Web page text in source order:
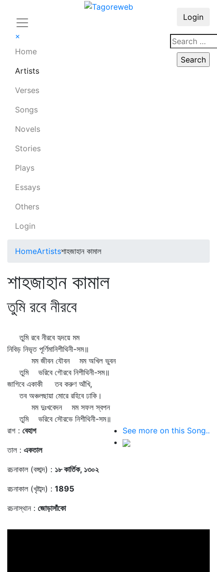
×
Home
Artists
Verses
Songs
Novels
Stories
Plays
Essays
Others
Login
Login
HomeArtistsশাহজাহান কামাল
শাহজাহান কামাল
তুমি রবে নীরবে
তুমি রবে নীরবে হৃদয়ে মম
নিবিড় নিভৃত পূর্ণিমানিশীথিনী-সম॥
মম জীবন যৌবন মম অখিল ভুবন
তুমি ভরিবে গৌরবে নিশীথিনী-সম॥
জাগিবে একাকী তব করুণ আঁখি,
তব অঞ্চলছায়া মোরে রহিবে ঢাকি।
মম দুঃখবেদন মম সফল স্বপন
তুমি ভরিবে সৌরভে নিশীথিনী-সম॥
রাগ : বেহাগ
তাল : একতাল
রচনাকাল (বঙ্গাব্দ) : ১৮ কার্তিক, ১৩০২
রচনাকাল (খৃষ্টাব্দ) : 1895
রচনাস্থান : জোড়াসাঁকো
See more on this Song..